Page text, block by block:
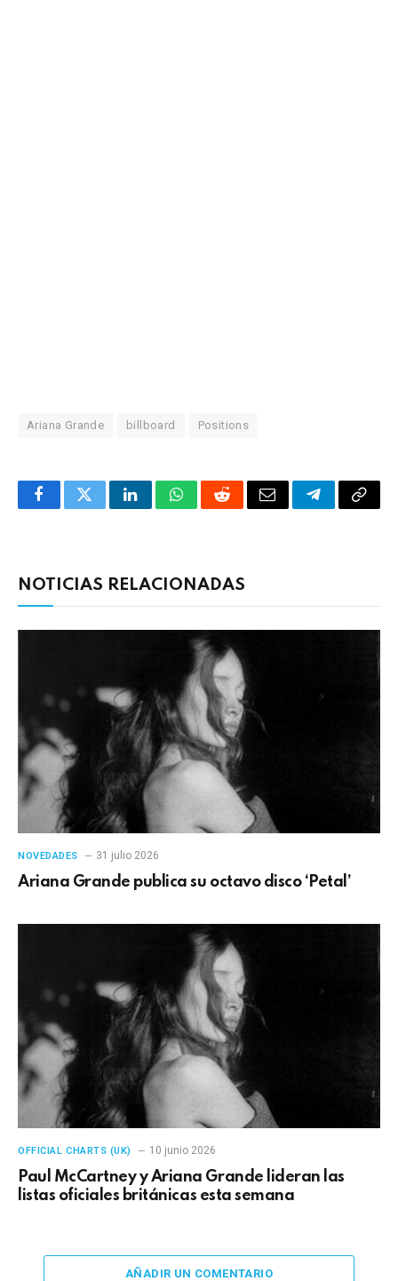
Ariana Grande billboard Positions
FacebookTwitterLinkedInWhatsAppRedditCorreoTelegrama
NOTICIAS RELACIONADAS
NOVEDADES 31 julio 2026
Ariana Grande publica su octavo disco ‘Petal’
OFFICIAL CHARTS (UK) 10 junio 2026
Paul McCartney y Ariana Grande lideran las
listas oficiales británicas esta semana
AÑADIR UN COMENTARIO